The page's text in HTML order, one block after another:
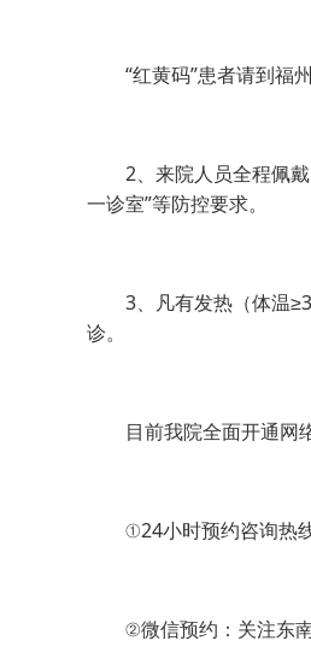
“红黄码”患者请到福州
2、来院人员全程佩戴
一诊室”等防控要求。
3、凡有发热（体温
诊。
目前我院全面开通网络
①24小时预约咨询热线
②微信预约：关注东南